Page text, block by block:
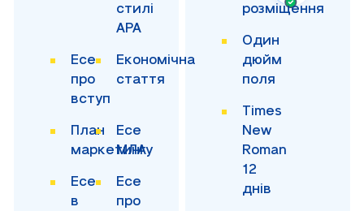
стилі
APA
Есе
про
вступ
Економічна
стаття
План
маркетингу
Есе
МЛА
Есе
в
Есе
про
розміщення
Один
дюйм
поля
Times
New
Roman
12
днів